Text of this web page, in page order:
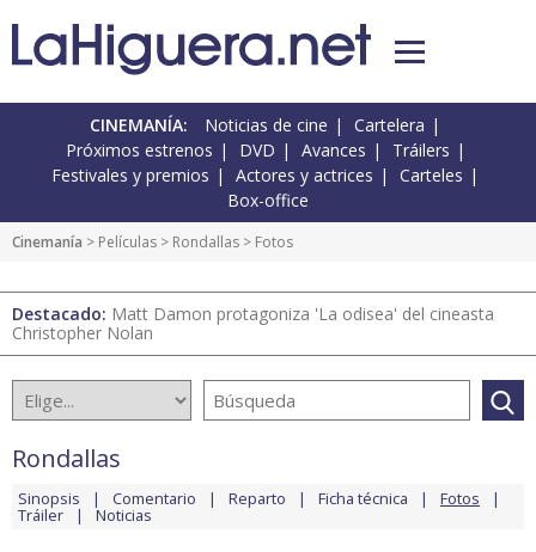
CINEMANÍA: Noticias de cine
Cartelera
Próximos estrenos
DVD Avances
Tráilers
Festivales y premios
Actores y actrices
Carteles
Box-office
Cinemanía > Películas > Rondallas > Fotos
Destacado: Matt Damon protagoniza 'La odisea' del cineasta
Christopher Nolan
Rondallas
Sinopsis Comentario Reparto Ficha técnica Fotos
Tráiler Noticias